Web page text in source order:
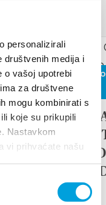
personalizirali
društvenih medija i
o vašoj upotrebi
za društvene
mogu kombinirati s
koje su prikupili
Nastavkom
vi prihvaćate našu
26 de
de 2026
17th
FAIR